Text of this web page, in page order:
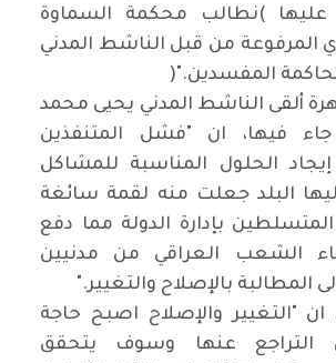
(نطالب محكمة السماوة
المرفوعة من قبل الناشط المدني
المفسدين)".
ألقى الناشط المدني يحيى محمد
فيها، ان "فشل المتنفذين
الحلول المناسبة للمشاكل
البلد جعلت منه لقمة سائغة
بإدارة الدولة مما دفع
الشعب العراقي من مدنيين
المطالبة بالإصلاح والتغيير".
"التغيير والإصلاح اصبح حاجة
التراجع عنها وسوف يتحقق